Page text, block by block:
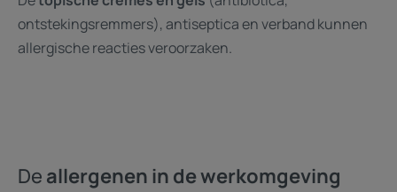
ontstekingsremmers), antiseptica en verband kunnen
allergische reacties veroorzaken.
De allergenen in de werkomgeving